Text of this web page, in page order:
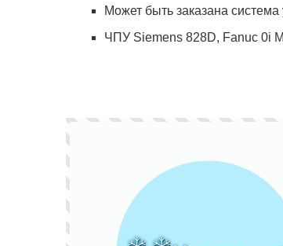
Может быть заказана
ЧПУ Siemens 828D, Fanuc 0i